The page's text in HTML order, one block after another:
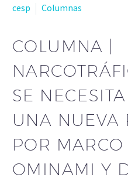
cesp
Columnas
COLUMNA |
SE
UNA NUEVA
POR
OMINAMI Y